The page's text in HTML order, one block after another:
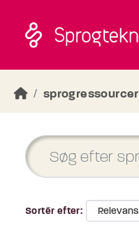
sprogressourcer
Sortér efter